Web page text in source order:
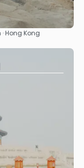
· Hong Kong